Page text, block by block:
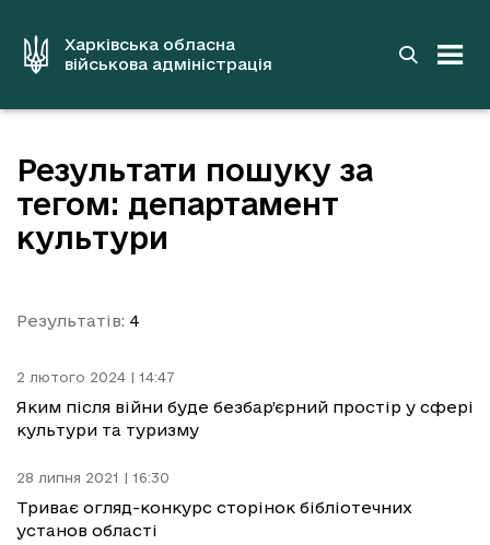
вмістуХарківська обласна
військова адміністрація
Результати пошуку за
тегом: департамент
культури
Результатів: 4
2 лютого 2024 | 14:47
Яким після війни буде безбар’єрний простір у сфері
культури та туризму
28 липня 2021 | 16:30
Триває огляд-конкурс сторінок бібліотечних
установ області